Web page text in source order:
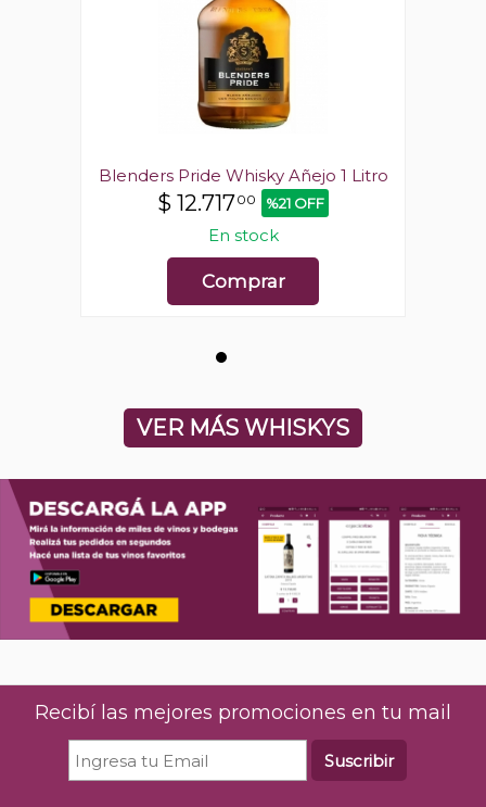
Blenders Pride Whisky Añejo 1 Litro
$ 12.71700 %21 OFF
En stock
Comprar
VER MÁS WHISKYS
Recibí las mejores promociones en tu mail
Suscribir